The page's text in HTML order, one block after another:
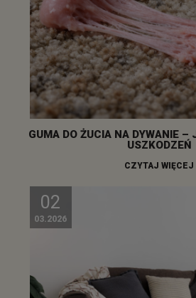
GUMA DO ŻUCIA NA DYWANIE –
USZKODZEŃ
CZYTAJ WIĘCEJ
02
03.2026